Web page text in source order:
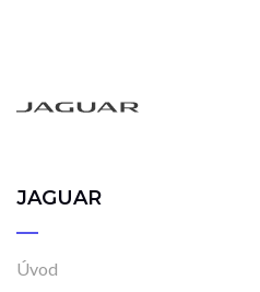
JAGUAR
Úvod